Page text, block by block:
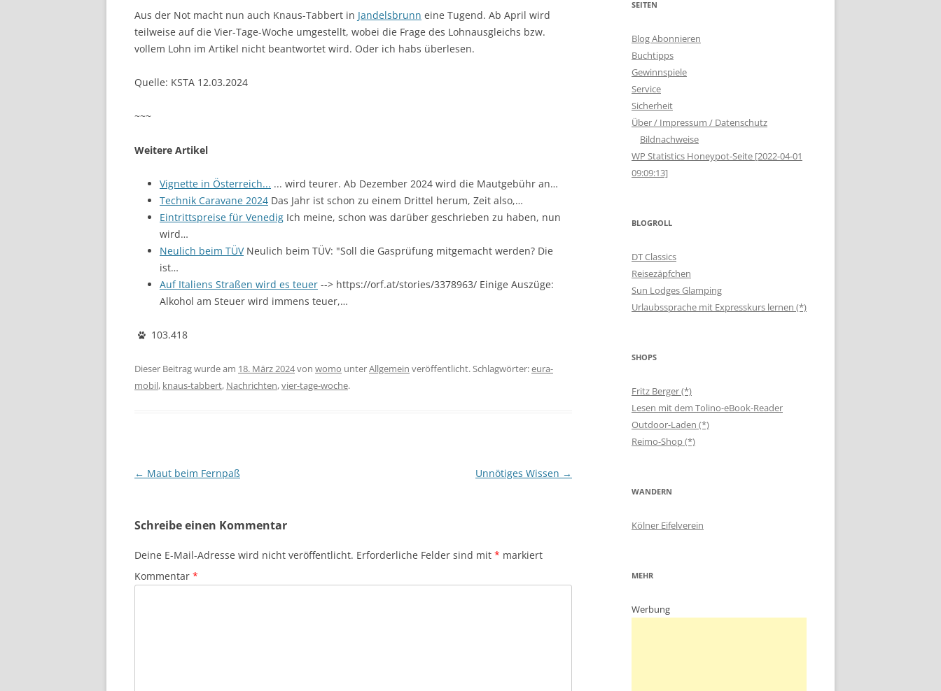
Aus der Not macht nun auch Knaus-Tabbert in Jandelsbrunn eine Tugend. Ab April wird
teilweise auf die Vier-Tage-Woche umgestellt, wobei die Frage des Lohnausgleichs bzw.
vollem Lohn im Artikel nicht beantwortet wird. Oder ich habs überlesen.
Quelle: KSTA 12.03.2024
~~~
Weitere Artikel
Vignette in Österreich... ... wird teurer. Ab Dezember 2024 wird die Mautgebühr an…
Technik Caravane 2024 Das Jahr ist schon zu einem Drittel herum, Zeit also,…
Eintrittspreise für Venedig Ich meine, schon was darüber geschrieben zu haben, nun
wird…
Neulich beim TÜVNeulich beim TÜV: "Soll die Gasprüfung mitgemacht werden? Die
ist…
Auf Italiens Straßen wird es teuer --> https://orf.at/stories/3378963/ Einige Auszüge:
Alkohol am Steuer wird immens teuer,…
103.418
Dieser Beitrag wurde am 18. März 2024von womo unterAllgemein veröffentlicht. Schlagwörter:eura-
mobil, knaus-tabbert, Nachrichten,vier-tage-woche.
Beitragsnavigation
← Maut beim Fernpaß Unnötiges Wissen →
Schreibe einen Kommentar
Deine E-Mail-Adresse wird nicht veröffentlicht. Erforderliche Felder sind mit * markiert
Kommentar *
SEITEN
Blog Abonnieren
Buchtipps
Gewinnspiele
Service
Sicherheit
Über / Impressum / Datenschutz
Bildnachweise
WP Statistics Honeypot-Seite [2022-04-01
09:09:13]
BLOGROLL
DT Classics
Reisezäpfchen
Sun Lodges Glamping
Urlaubssprache mit Expresskurs lernen (*)
SHOPS
Fritz Berger (*)
Lesen mit dem Tolino-eBook-Reader
Outdoor-Laden (*)
Reimo-Shop (*)
WANDERN
Kölner Eifelverein
MEHR
Werbung